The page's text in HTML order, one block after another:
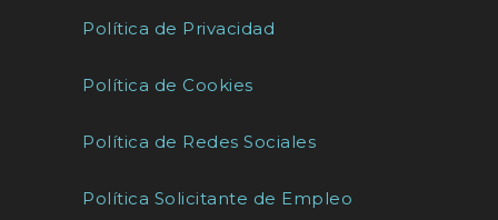
Política de Privacidad
Política de Cookies
Política de Redes Sociales
Política Solicitante de Empleo